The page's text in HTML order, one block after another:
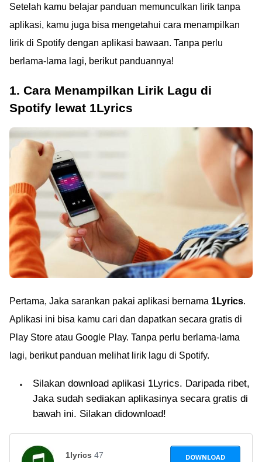
Setelah kamu belajar panduan memunculkan lirik tanpa
aplikasi, kamu juga bisa mengetahui cara menampilkan
lirik di Spotify dengan aplikasi bawaan. Tanpa perlu
berlama-lama lagi, berikut panduannya!
1. Cara Menampilkan Lirik Lagu di
Spotify lewat 1Lyrics
Pertama, Jaka sarankan pakai aplikasi bernama 1Lyrics.
Aplikasi ini bisa kamu cari dan dapatkan secara gratis di
Play Store atau Google Play. Tanpa perlu berlama-lama
lagi, berikut panduan melihat lirik lagu di Spotify.
Silakan download aplikasi 1Lyrics. Daripada ribet,
Jaka sudah sediakan aplikasinya secara gratis di
bawah ini. Silakan didownload!
1lyrics 47 DOWNLOAD